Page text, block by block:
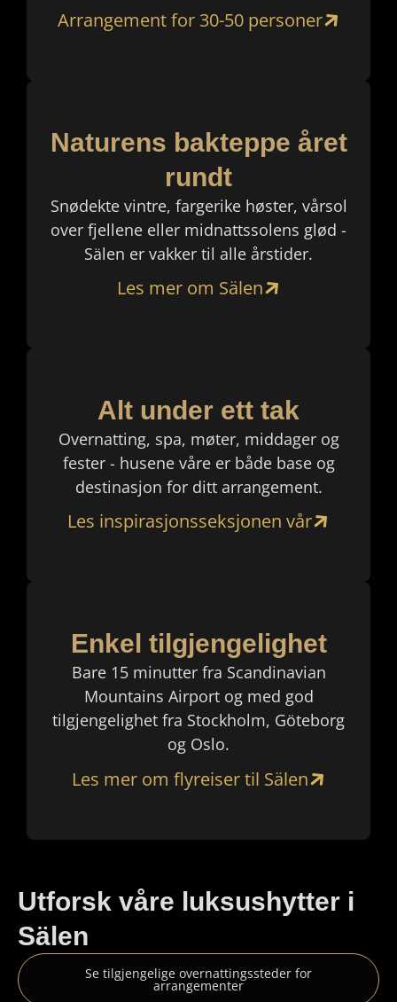
Arrangement for 30-50 personer
Naturens bakteppe året
rundt
Snødekte vintre, fargerike høster, vårsol
over fjellene eller midnattssolens glød -
Sälen er vakker til alle årstider.
Les mer om Sälen
Alt under ett tak
Overnatting, spa, møter, middager og
fester - husene våre er både base og
destinasjon for ditt arrangement.
Les inspirasjonsseksjonen vår
Enkel tilgjengelighet
Bare 15 minutter fra Scandinavian
Mountains Airport og med god
tilgjengelighet fra Stockholm, Göteborg
og Oslo.
Les mer om flyreiser til Sälen
Utforsk våre luksushytter i
Sälen
Se tilgjengelige overnattingssteder for
arrangementer